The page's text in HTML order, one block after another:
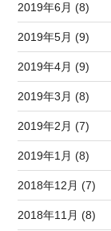
2019年6月 (8)
2019年5月 (9)
2019年4月 (9)
2019年3月 (8)
2019年2月 (7)
2019年1月 (8)
2018年12月 (7)
2018年11月 (8)